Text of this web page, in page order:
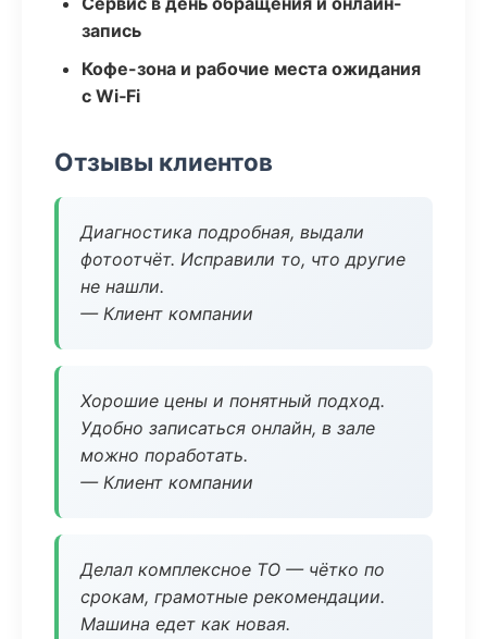
запись
Кофе-зона и рабочие места ожидания
с Wi‑Fi
Отзывы клиентов
Диагностика подробная, выдали
фотоотчёт. Исправили то, что другие
не нашли.
— Клиент компании
Хорошие цены и понятный подход.
Удобно записаться онлайн, в зале
можно поработать.
— Клиент компании
Делал комплексное ТО — чётко по
срокам, грамотные рекомендации.
Машина едет как новая.